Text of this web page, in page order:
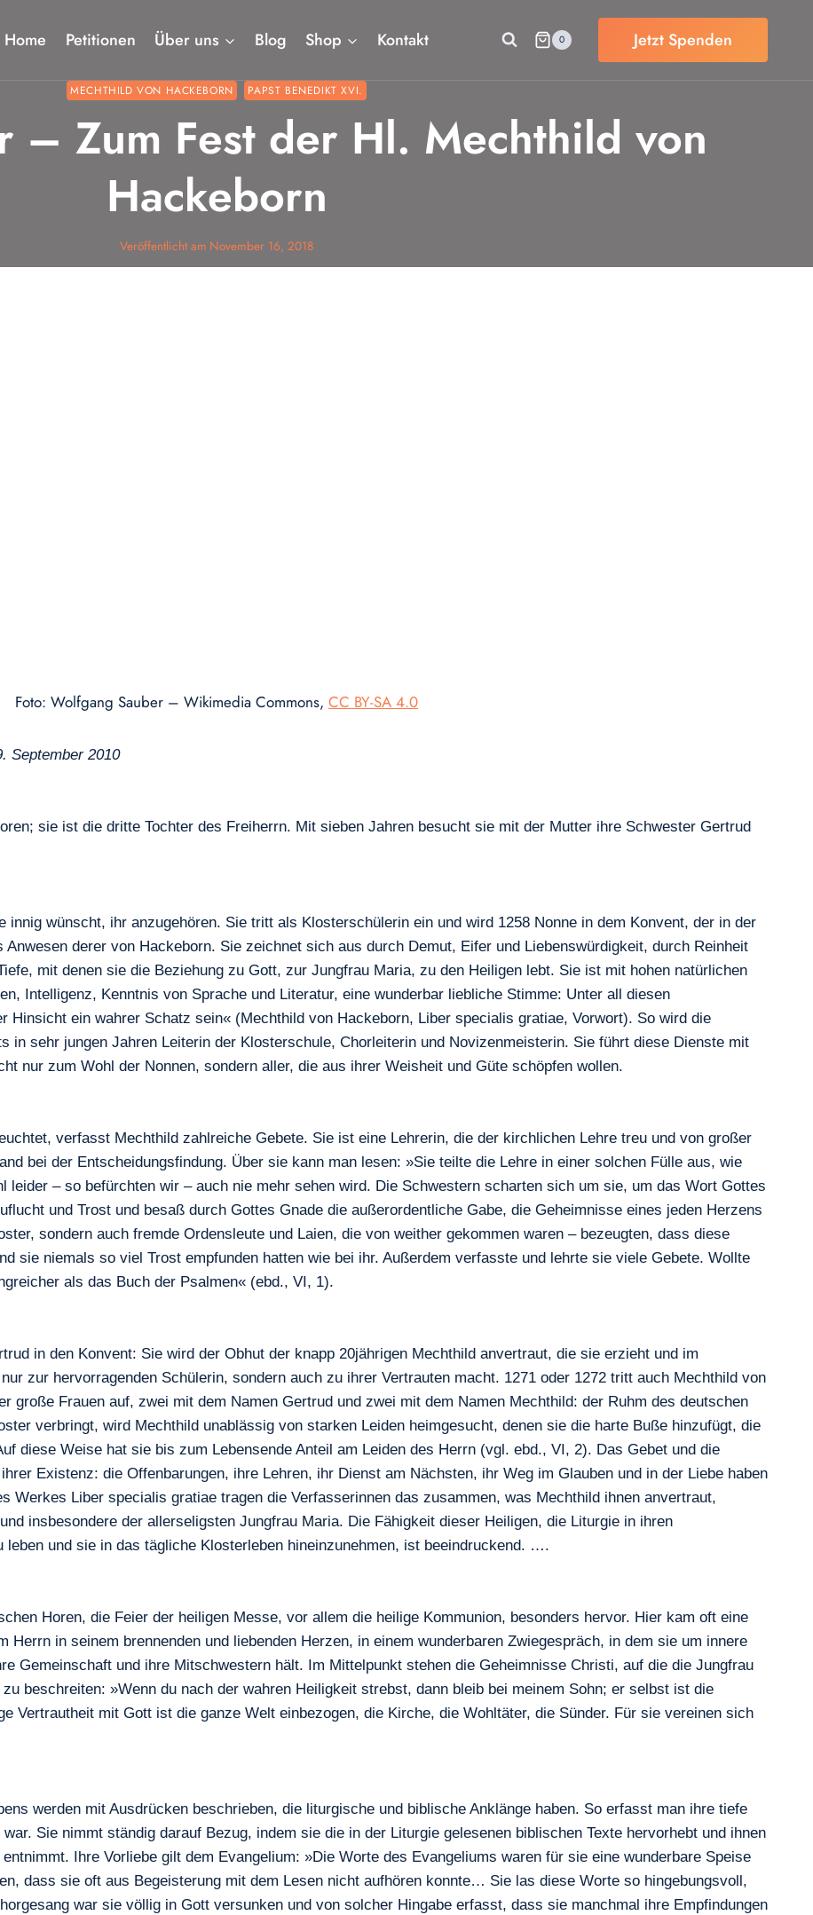
Home Petitionen Über uns Blog Shop Kontakt 0 Jetzt Spenden
MECHTHILD VON HACKEBORN PAPST BENEDIKT XVI.
– Zum Fest der Hl. Mechthild von
Hackeborn
Veröffentlicht am November 16, 2018
Foto: Wolfgang Sauber – Wikimedia Commons, CC BY-SA 4.0
September 2010
sie ist die dritte Tochter des Freiherrn. Mit sieben Jahren besucht sie mit der Mutter ihre Schwester Gertrud
wünscht, ihr anzugehören. Sie tritt als Klosterschülerin ein und wird 1258 Nonne in dem Konvent, der in der
derer von Hackeborn. Sie zeichnet sich aus durch Demut, Eifer und Liebenswürdigkeit, durch Reinheit
mit denen sie die Beziehung zu Gott, zur Jungfrau Maria, zu den Heiligen lebt. Sie ist mit hohen natürlichen
Intelligenz, Kenntnis von Sprache und Literatur, eine wunderbar liebliche Stimme: Unter all diesen
Hinsicht ein wahrer Schatz sein« (Mechthild von Hackeborn, Liber specialis gratiae, Vorwort). So wird die
in sehr jungen Jahren Leiterin der Klosterschule, Chorleiterin und Novizenmeisterin. Sie führt diese Dienste mit
nur zum Wohl der Nonnen, sondern aller, die aus ihrer Weisheit und Güte schöpfen wollen.
verfasst Mechthild zahlreiche Gebete. Sie ist eine Lehrerin, die der kirchlichen Lehre treu und von großer
bei der Entscheidungsfindung. Über sie kann man lesen: »Sie teilte die Lehre in einer solchen Fülle aus, wie
leider – so befürchten wir – auch nie mehr sehen wird. Die Schwestern scharten sich um sie, um das Wort Gottes
und Trost und besaß durch Gottes Gnade die außerordentliche Gabe, die Geheimnisse eines jeden Herzens
sondern auch fremde Ordensleute und Laien, die von weither gekommen waren – bezeugten, dass diese
sie niemals so viel Trost empfunden hatten wie bei ihr. Außerdem verfasste und lehrte sie viele Gebete. Wollte
als das Buch der Psalmen« (ebd., VI, 1).
in den Konvent: Sie wird der Obhut der knapp 20jährigen Mechthild anvertraut, die sie erzieht und im
zur hervorragenden Schülerin, sondern auch zu ihrer Vertrauten macht. 1271 oder 1272 tritt auch Mechthild von
große Frauen auf, zwei mit dem Namen Gertrud und zwei mit dem Namen Mechthild: der Ruhm des deutschen
verbringt, wird Mechthild unablässig von starken Leiden heimgesucht, denen sie die harte Buße hinzufügt, die
diese Weise hat sie bis zum Lebensende Anteil am Leiden des Herrn (vgl. ebd., VI, 2). Das Gebet und die
Existenz: die Offenbarungen, ihre Lehren, ihr Dienst am Nächsten, ihr Weg im Glauben und in der Liebe haben
Werkes Liber specialis gratiae tragen die Verfasserinnen das zusammen, was Mechthild ihnen anvertraut,
insbesondere der allerseligsten Jungfrau Maria. Die Fähigkeit dieser Heiligen, die Liturgie in ihren
und sie in das tägliche Klosterleben hineinzunehmen, ist beeindruckend. ….
Horen, die Feier der heiligen Messe, vor allem die heilige Kommunion, besonders hervor. Hier kam oft eine
Herrn in seinem brennenden und liebenden Herzen, in einem wunderbaren Zwiegespräch, in dem sie um innere
Gemeinschaft und ihre Mitschwestern hält. Im Mittelpunkt stehen die Geheimnisse Christi, auf die die Jungfrau
beschreiten: »Wenn du nach der wahren Heiligkeit strebst, dann bleib bei meinem Sohn; er selbst ist die
Vertrautheit mit Gott ist die ganze Welt einbezogen, die Kirche, die Wohltäter, die Sünder. Für sie vereinen sich
werden mit Ausdrücken beschrieben, die liturgische und biblische Anklänge haben. So erfasst man ihre tiefe
Sie nimmt ständig darauf Bezug, indem sie die in der Liturgie gelesenen biblischen Texte hervorhebt und ihnen
Ihre Vorliebe gilt dem Evangelium: »Die Worte des Evangeliums waren für sie eine wunderbare Speise
dass sie oft aus Begeisterung mit dem Lesen nicht aufhören konnte… Sie las diese Worte so hingebungsvoll,
war sie völlig in Gott versunken und von solcher Hingabe erfasst, dass sie manchmal ihre Empfindungen